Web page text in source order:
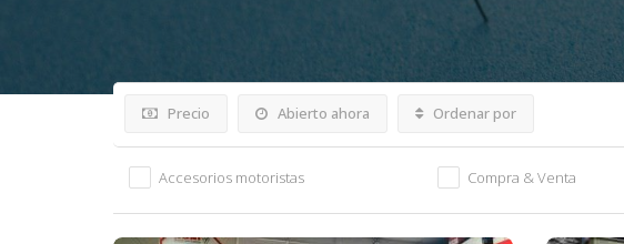
Precio Abierto ahora Ordenar por
Accesorios motoristas Compra & Venta